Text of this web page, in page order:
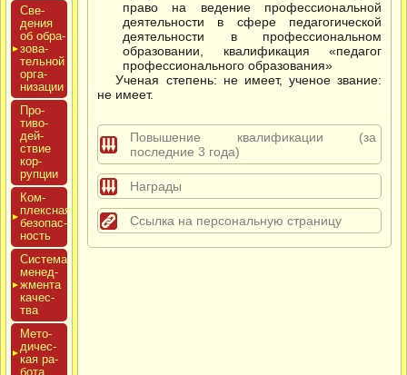
Све­
дения
об об­ра­
зова­
тель­ной
ор­га­
низа­ции
Про­
тиво­
дей­
ствие
кор­
рупции
Ком­
плексная
бе­зопас­
ность
Сис­те­ма
ме­нед­
жмен­та
ка­чес­
тва
Мето­
дичес­
кая ра­
бота
право на ведение профессиональной
деятельности в сфере педагогической
деятельности в профессиональном
образовании, квалификация «педагог
профессионального образования»
Ученая степень: не имеет, ученое звание:
не имеет.
Повышение квалификации (за
последние 3 года)
Награды
Ссылка на персональную страницу